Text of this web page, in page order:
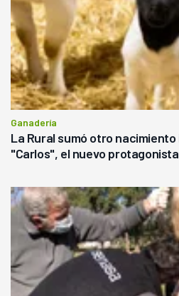
Ganadería
La Rural sumó otro
"Carlos", el nuevo